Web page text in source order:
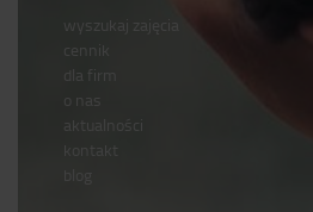
wyszukaj zajęcia
cennik
dla firm
o nas
aktualności
kontakt